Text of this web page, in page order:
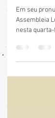
porto
do
Assembleia